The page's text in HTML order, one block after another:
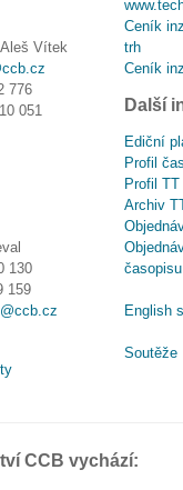
Aleš Vítek
776
051
130
159
Ceník
trh
Ceník
Další
Ediční
Profil
Profil TT
Archiv
časopisu
English
Soutěže
CCB vychází: